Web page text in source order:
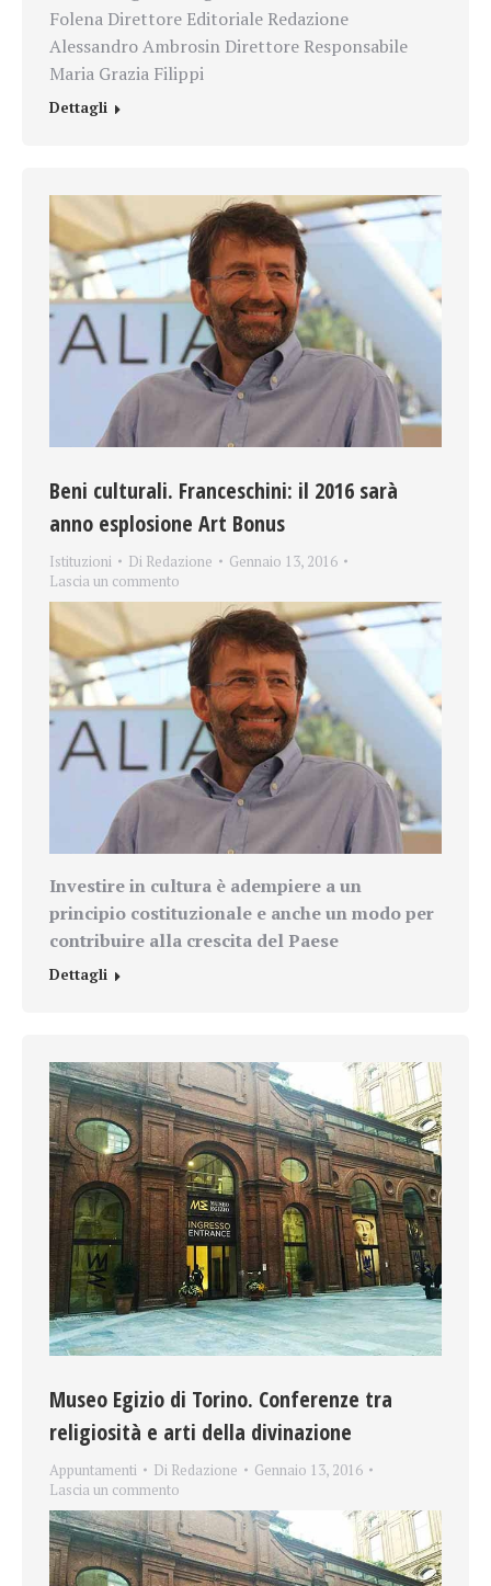
Folena Direttore Editoriale Redazione
Alessandro Ambrosin Direttore Responsabile
Maria Grazia Filippi
Dettagli
Beni culturali. Franceschini: il 2016 sarà
anno esplosione Art Bonus
Istituzioni Di Redazione
Gennaio 13, 2016
Lascia un commento
Investire in cultura è adempiere a un
principio costituzionale e anche un modo per
contribuire alla crescita del Paese
Dettagli
Museo Egizio di Torino. Conferenze tra
religiosità e arti della divinazione
Appuntamenti Di Redazione
Gennaio 13, 2016
Lascia un commento